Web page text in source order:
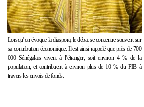
Lorsqu’on évoque la diaspora, le débat se concentre souvent sur
sa contribution économique. Il est ainsi rappelé que près de 700
000 Sénégalais vivent à l’étranger, soit environ 4 % de la
population, et contribuent à environ plus de 10 % du PIB à
travers les envois de fonds.